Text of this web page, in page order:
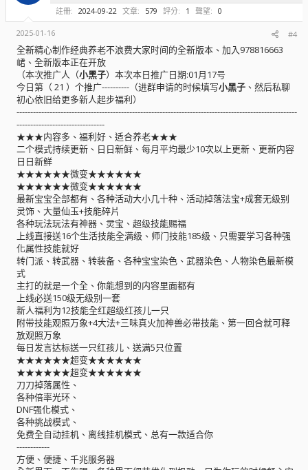
註冊
2024-09-22 文章 579 評分 1 聲望 0
2025-01-16 #4
全新精心制作经典养老不浪费大家时间的全新版本、加入978816663
峮、全新版本正在开放
（本次推广人（小黑子）本次本日推广日期:01月17号
今日第（ 21 ）个推广----------（进群申请的时候填写小黑子 、然后私聊
初心依旧给更多新人起步福利）
------------------------------------------------------------------------------------------------------
--------------------------------
★★★内容多、福利好、适合养老★★★
二个模式持续更新、日日新鲜、每月平均最少10次以上更新、更新内容
日日新鲜
★★★★★★微变★★★★★★
★★★★★★微变★★★★★★
最新宝宝全部都有、各种活动大小几十种、活动掉落法宝+成套无级别
灵饰、大量仙玉+技能碎片
各种玩法玩法有神器、灵宝、超级技能赐福
上线直接送16个生活技能全满级、师门技能185级、只需要学习各种强
化属性技能就好
转门派、转武器、转装备、各种宝宝染色、武器染色、人物染色最新模
式
主打的就是一个全、你能想到的内容里面都有
上线必送150级无级别一套
新人福利为12技能全红超级红孩儿一只
附带技能观照万象+4大法+三味真火加神兽必带技能、第一回合就可释
放观照万象
每日发言达标送一只红孩儿、送满5只位置
★★★★★★超变★★★★★★
★★★★★★超变★★★★★★
刀刀掉落属性、
各种倍率光环、
DNF强化模式、
各种挑战模式、
免费全自动挂机、离线挂机模式、总有一款适合你
------------
方便、便捷、千兆服务器